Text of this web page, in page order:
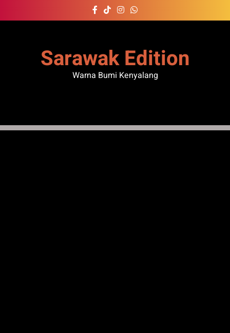
to
Sarawak Edition
Warna Bumi Kenyalang